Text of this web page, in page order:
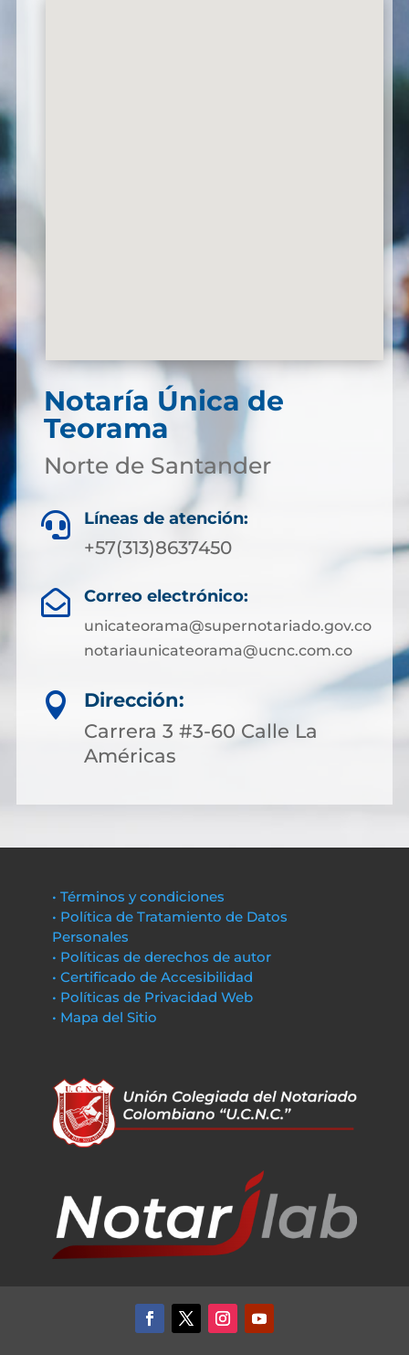
Notaría Única de
Teorama
Norte de Santander
 Líneas de atención:
+57(313)8637450
 Correo electrónico:
unicateorama@supernotariado.gov.co
notariaunicateorama@ucnc.com.co

Dirección:
Carrera 3 #3-60 Calle La
Américas
• Términos y condiciones
• Política de Tratamiento de Datos
Personales
• Políticas de derechos de autor
• Certificado de Accesibilidad
• Políticas de Privacidad Web
• Mapa del Sitio